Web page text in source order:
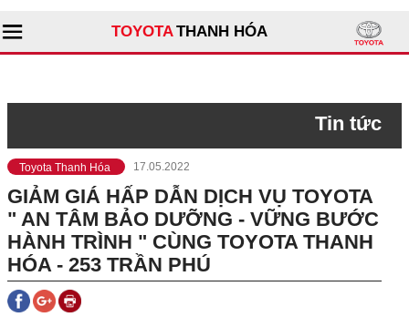
TOYOTATHANH HÓA
Giới thiệu đại lý
Sản phẩm
Dịch vụ
Tư vấn
Tin tức
Toyota Thanh Hóa 17.05.2022
GIẢM GIÁ HẤP DẪN DỊCH VỤ TOYOTA
" AN TÂM BẢO DƯỠNG - VỮNG BƯỚC
HÀNH TRÌNH " CÙNG TOYOTA THANH
HÓA - 253 TRẦN PHÚ